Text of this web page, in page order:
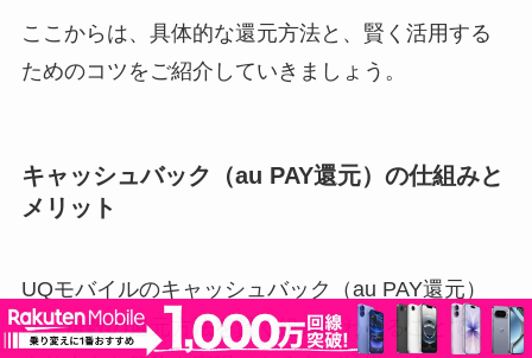
ここからは、具体的な還元方法と、賢く活用する
ためのコツをご紹介していきましょう。
キャッシュバック（au PAY還元）の仕組みと
メリット
UQモバイルのキャッシュバック（au PAY還元）
は、複数の還元方法を賢く組み合わせることで、